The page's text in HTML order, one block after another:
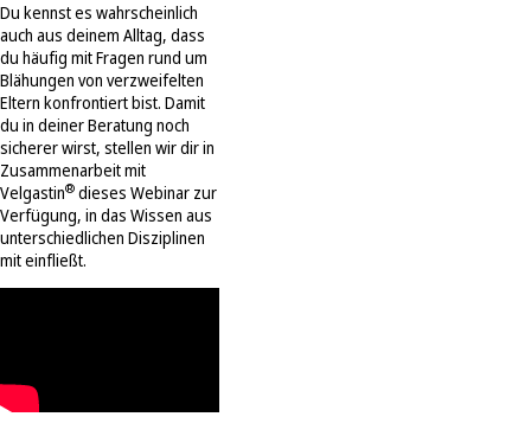
Du kennst es wahrscheinlich
auch aus deinem Alltag, dass
du häufig mit Fragen rund um
Blähungen von verzweifelten
Eltern konfrontiert bist. Damit
du in deiner Beratung noch
sicherer wirst, stellen wir dir in
Zusammenarbeit mit
Velgastin® dieses Webinar zur
Verfügung, in das Wissen aus
unterschiedlichen Disziplinen
mit einfließt.